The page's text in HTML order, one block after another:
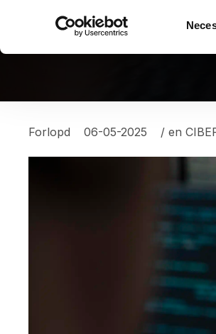
de
DERECHOS
Forlopd 06-05-2025 / en